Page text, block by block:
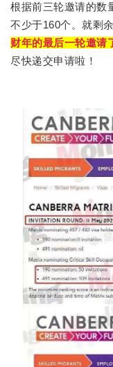
根据前三轮邀请的数
不少于160个。就剩
财年的最后一轮邀请
尽快递交申请啦！